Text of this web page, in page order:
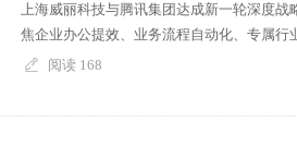
上海威丽科技与腾讯集团达成新一轮深度战
焦企业办公提效、业务流程自动化、专属行
阅读 168